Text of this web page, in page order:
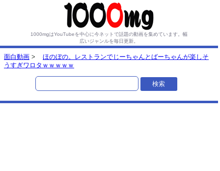
1000mgはYouTubeを中心に今ネットで話題の動画を集めています。 幅
広いジャンルを毎日更新。
面白動画 >
ほのぼの。レストランでじーちゃんとばーちゃんが楽しそ
うすぎワロタｗｗｗｗｗ